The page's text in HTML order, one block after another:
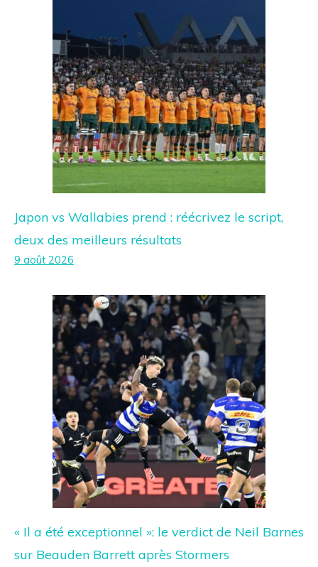
Japon vs Wallabies prend : réécrivez le script,
deux des meilleurs résultats
9 août 2026
« Il a été exceptionnel »: le verdict de Neil Barnes
sur Beauden Barrett après Stormers